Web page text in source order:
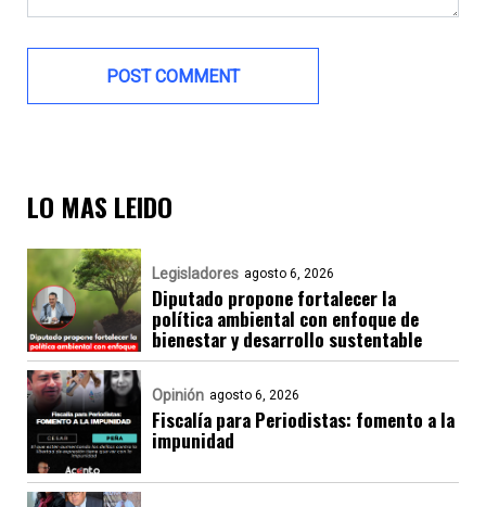
LO MAS LEIDO
Legisladores agosto 6, 2026
Diputado propone fortalecer la
política ambiental con enfoque de
bienestar y desarrollo sustentable
Opinión agosto 6, 2026
Fiscalía para Periodistas: fomento a la
impunidad